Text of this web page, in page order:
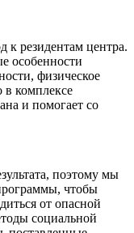
резидентам центра.
особенности
физическое
в комплексе
и помогает со
поэтому мы
чтобы
от опасной
социальной